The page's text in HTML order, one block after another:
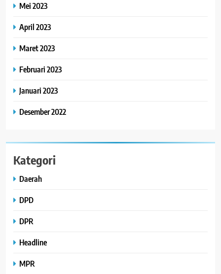
Mei 2023
April 2023
Maret 2023
Februari 2023
Januari 2023
Desember 2022
Kategori
Daerah
DPD
DPR
Headline
MPR